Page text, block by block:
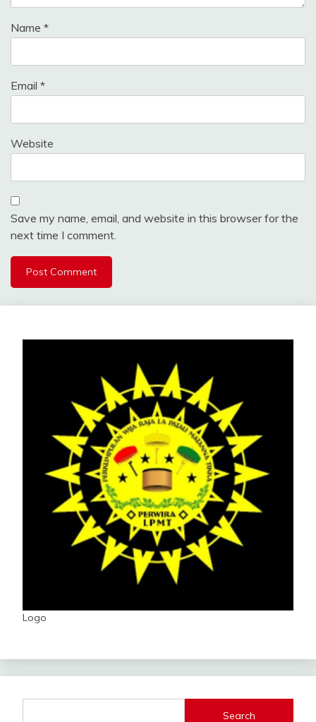
Name *
Email *
Website
Save my name, email, and website in this browser for the
next time I comment.
Logo
Search